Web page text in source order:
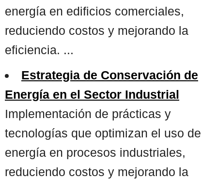
energía en edificios comerciales,
reduciendo costos y mejorando la
eficiencia. ...
Estrategia de Conservación de
Energía en el Sector Industrial
Implementación de prácticas y
tecnologías que optimizan el uso de
energía en procesos industriales,
reduciendo costos y mejorando la